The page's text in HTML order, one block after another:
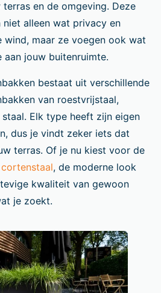
en de omgeving. Deze
niet alleen wat privacy en
wind, maar ze voegen ook wat
aan jouw buitenruimte.
bestaat uit verschillende
van roestvrijstaal,
Elk type heeft zijn eigen
dus je vindt zeker iets dat
terras. Of je nu kiest voor de
cortenstaal, de moderne look
kwaliteit van gewoon
je zoekt.